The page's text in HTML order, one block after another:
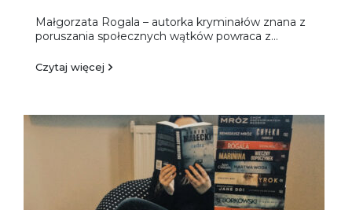
Małgorzata Rogala – autorka kryminałów znana z
poruszania społecznych wątków powraca z...
Czytaj więcej